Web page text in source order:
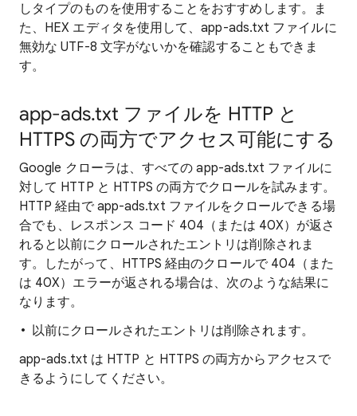
しタイプのものを使用することをおすすめします。ま
た、HEX エディタを使用して、app-ads.txt ファイルに
無効な UTF-8 文字がないかを確認することもできま
す。
app-ads.txt ファイルを HTTP と
HTTPS の両方でアクセス可能にする
Google クローラは、すべての app-ads.txt ファイルに
対して HTTP と HTTPS の両方でクロールを試みます。
HTTP 経由で app-ads.txt ファイルをクロールできる場
合でも、レスポンス コード 404（または 40X）が返さ
れると以前にクロールされたエントリは削除されま
す。したがって、HTTPS 経由のクロールで 404（また
は 40X）エラーが返される場合は、次のような結果に
なります。
以前にクロールされたエントリは削除されます。
app-ads.txt は HTTP と HTTPS の両方からアクセスで
きるようにしてください。